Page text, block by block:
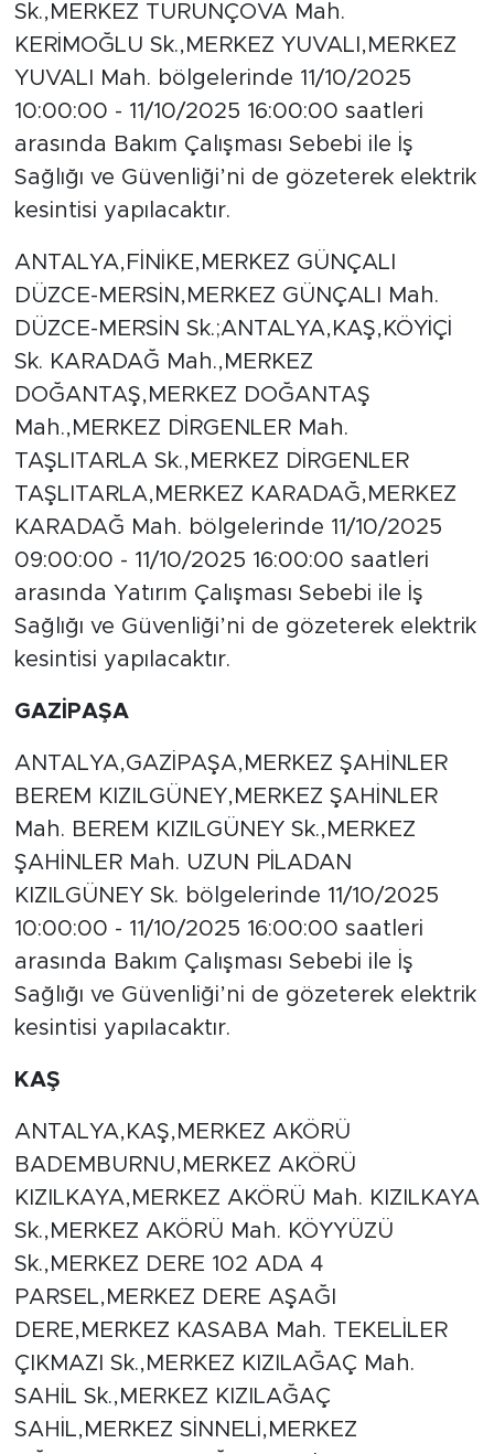
Sk.,MERKEZ TURUNÇOVA Mah.
KERİMOĞLU Sk.,MERKEZ YUVALI,MERKEZ
YUVALI Mah. bölgelerinde 11/10/2025
10:00:00 - 11/10/2025 16:00:00 saatleri
arasında Bakım Çalışması Sebebi ile İş
Sağlığı ve Güvenliği’ni de gözeterek elektrik
kesintisi yapılacaktır.
ANTALYA,FİNİKE,MERKEZ GÜNÇALI
DÜZCE-MERSİN,MERKEZ GÜNÇALI Mah.
DÜZCE-MERSİN Sk.;ANTALYA,KAŞ,KÖYİÇİ
Sk. KARADAĞ Mah.,MERKEZ
DOĞANTAŞ,MERKEZ DOĞANTAŞ
Mah.,MERKEZ DİRGENLER Mah.
TAŞLITARLA Sk.,MERKEZ DİRGENLER
TAŞLITARLA,MERKEZ KARADAĞ,MERKEZ
KARADAĞ Mah. bölgelerinde 11/10/2025
09:00:00 - 11/10/2025 16:00:00 saatleri
arasında Yatırım Çalışması Sebebi ile İş
Sağlığı ve Güvenliği’ni de gözeterek elektrik
kesintisi yapılacaktır.
GAZİPAŞA
ANTALYA,GAZİPAŞA,MERKEZ ŞAHİNLER
BEREM KIZILGÜNEY,MERKEZ ŞAHİNLER
Mah. BEREM KIZILGÜNEY Sk.,MERKEZ
ŞAHİNLER Mah. UZUN PİLADAN
KIZILGÜNEY Sk. bölgelerinde 11/10/2025
10:00:00 - 11/10/2025 16:00:00 saatleri
arasında Bakım Çalışması Sebebi ile İş
Sağlığı ve Güvenliği’ni de gözeterek elektrik
kesintisi yapılacaktır.
KAŞ
ANTALYA,KAŞ,MERKEZ AKÖRÜ
BADEMBURNU,MERKEZ AKÖRÜ
KIZILKAYA,MERKEZ AKÖRÜ Mah. KIZILKAYA
Sk.,MERKEZ AKÖRÜ Mah. KÖYYÜZÜ
Sk.,MERKEZ DERE 102 ADA 4
PARSEL,MERKEZ DERE AŞAĞI
DERE,MERKEZ KASABA Mah. TEKELİLER
ÇIKMAZI Sk.,MERKEZ KIZILAĞAÇ Mah.
SAHİL Sk.,MERKEZ KIZILAĞAÇ
SAHİL,MERKEZ SİNNELİ,MERKEZ